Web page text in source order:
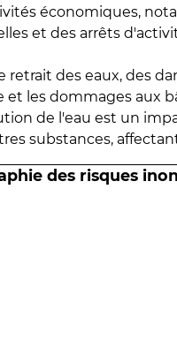
économiques,
et des arrêts
retrait des eaux, des
et les dommages aux
de l'eau est un
substances,
des risques